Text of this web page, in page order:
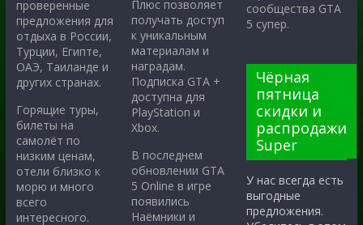
проверенные
предложения для
отдыха в России,
Турции, Египте,
ОАЭ, Таиланде и
других странах.
Горящие туры,
билеты на
самолёт по
низким ценам,
отели близко к
морю и много
всего
интересного.
Плюс позволяет
получать доступ
к уникальным
материалам и
наградам.
Подписка GTA +
доступна для
PlayStation и
Xbox.
В последнем
обновлении GTA
5 Online в игре
появились
Наёмники и
сообщества GTA
5 супер.
Чёрная
пятница
скидки и
распродажи
Super
У нас всегда есть
выгодные
предложения.